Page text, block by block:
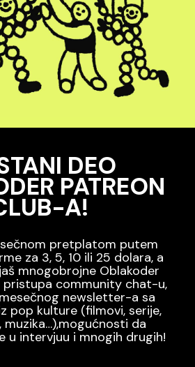
DEO
PATREON
A!
pretplatom putem
za 3, 5, 10 ili 25 dolara, a
mnogobrojne Oblakoder
community chat-u,
newsletter-a sa
pop kulture (filmovi, serije,
muzika…),mogućnosti da
u intervjuu i mnogih drugih!